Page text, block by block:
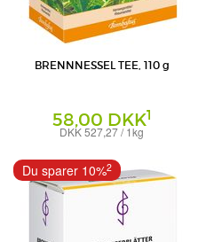
BRENNNESSEL TEE, 110 g
58,00 DKK1
DKK 527,27 / 1kg
Bombastus-Werke AG
Du sparer 10%2